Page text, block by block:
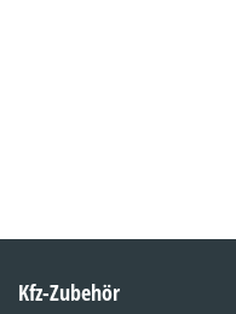
Kfz-Zubehör